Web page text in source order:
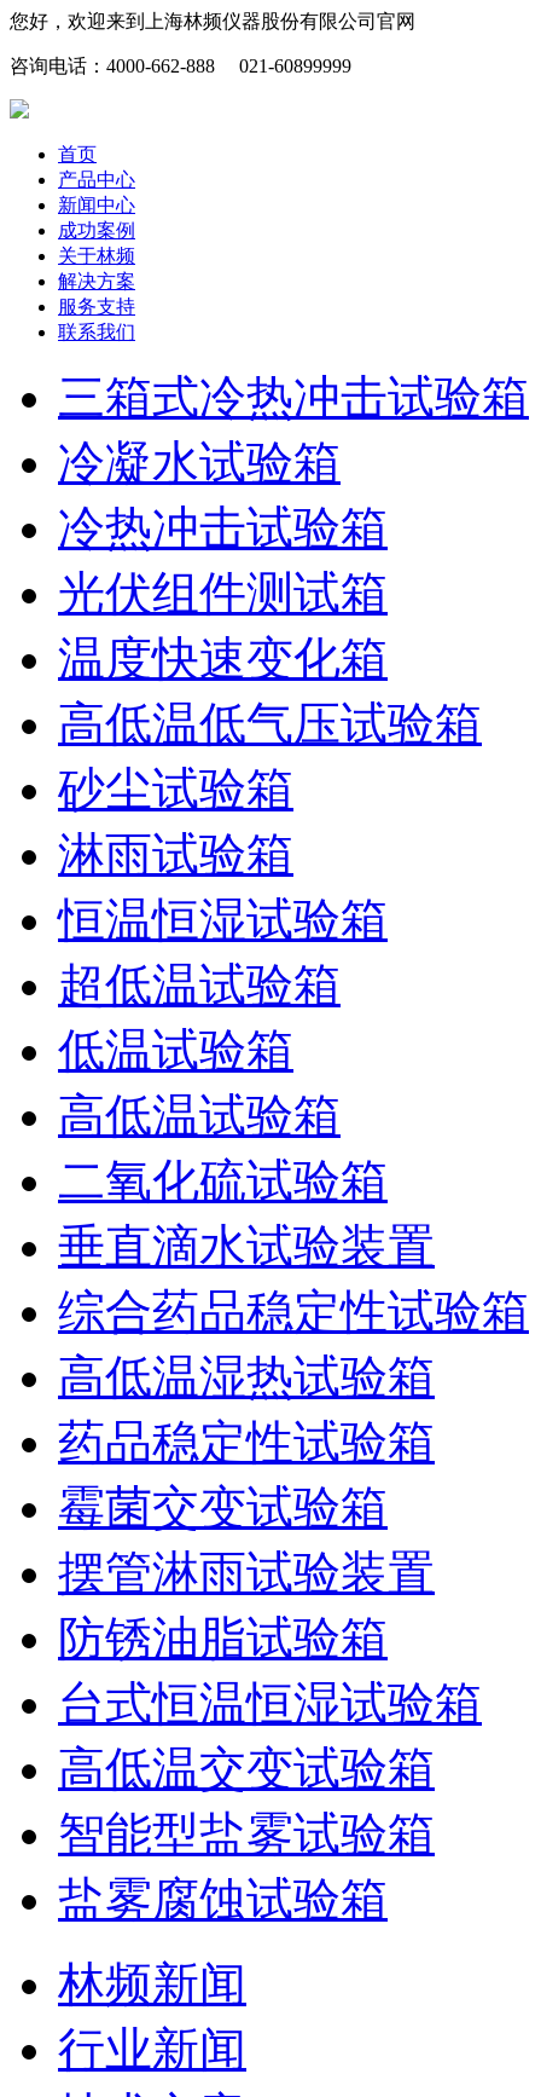
您好，欢迎来到上海林频仪器股份有限公司官网
咨询电话：4000-662-888 021-60899999
首页
产品中心
新闻中心
成功案例
关于林频
解决方案
服务支持
联系我们
三箱式冷热冲击试验箱
冷凝水试验箱
冷热冲击试验箱
光伏组件测试箱
温度快速变化箱
高低温低气压试验箱
砂尘试验箱
淋雨试验箱
恒温恒湿试验箱
超低温试验箱
低温试验箱
高低温试验箱
二氧化硫试验箱
垂直滴水试验装置
综合药品稳定性试验箱
高低温湿热试验箱
药品稳定性试验箱
霉菌交变试验箱
摆管淋雨试验装置
防锈油脂试验箱
台式恒温恒湿试验箱
高低温交变试验箱
智能型盐雾试验箱
盐雾腐蚀试验箱
林频新闻
行业新闻